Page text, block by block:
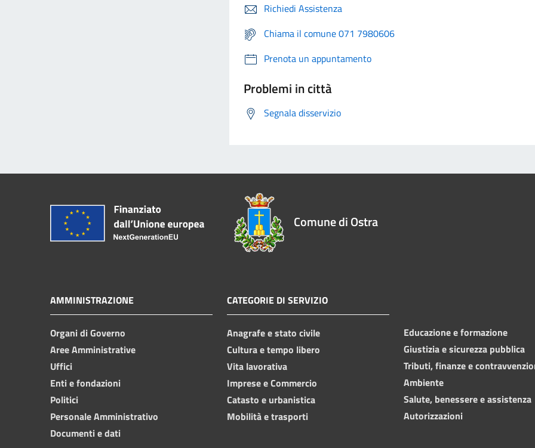
Richiedi Assistenza
Chiama il comune 071 7980606
Prenota un appuntamento
Problemi in città
Segnala disservizio
Comune di Ostra
AMMINISTRAZIONE
Organi di Governo
Aree Amministrative
Uffici
Enti e fondazioni
Politici
Personale Amministrativo
Documenti e dati
CATEGORIE DI SERVIZIO
Anagrafe e stato civile
Cultura e tempo libero
Vita lavorativa
Imprese e Commercio
Catasto e urbanistica
Mobilità e trasporti
Educazione e formazione
Giustizia e sicurezza pubblica
Tributi, finanze e
Ambiente
Salute, benessere e assistenza
Autorizzazioni